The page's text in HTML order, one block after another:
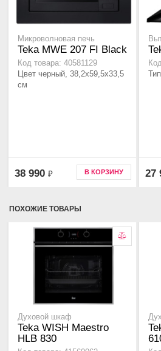
Микроволновая печь
Teka MWE 207 FI Black
Код товара: 40581129
Цвет черный, 38,2х59,5х33,5
cм
38 990 ₽ В КОРЗИНУ 27
ПОХОЖИЕ ТОВАРЫ
Духовой шкаф
Teka WISH Maestro
HLB 830